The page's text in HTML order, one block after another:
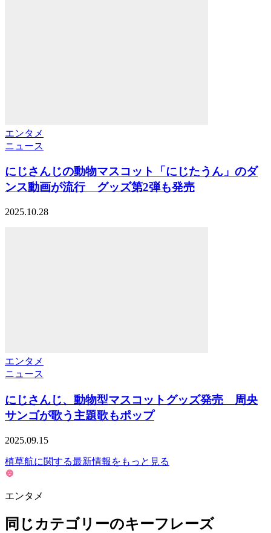
エンタメ
ニュース
にじさんじの動物マスコット「にじたうん」のダ
ンス動画が流行 グッズ第2弾も発売
2025.10.28
エンタメ
ニュース
にじさんじ、動物型マスコットグッズ発売 周央
サンゴが歌う主題歌もポップ
2025.09.15
植草航に関する最新情報をもっと見る
エンタメ
同じカテゴリーのキーフレーズ